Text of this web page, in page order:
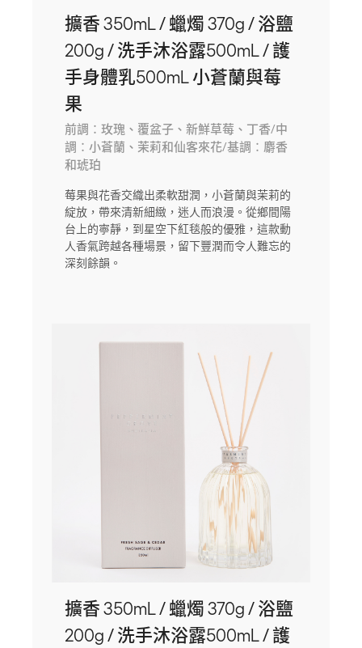
擴香 350mL / 蠟燭 370g / 浴鹽
200g / 洗手沐浴露500mL / 護
手身體乳500mL 小蒼蘭與莓
果
前調：玫瑰、覆盆子、新鮮草莓、丁香/中
調：小蒼蘭、茉莉和仙客來花/基調：麝香
和琥珀
莓果與花香交織出柔軟甜潤，小蒼蘭與茉莉的
綻放，帶來清新細緻，迷人而浪漫。從鄉間陽
台上的寧靜，到星空下紅毯般的優雅，這款動
人香氣跨越各種場景，留下豐潤而令人難忘的
深刻餘韻。
擴香 350mL / 蠟燭 370g / 浴鹽
200g / 洗手沐浴露500mL / 護